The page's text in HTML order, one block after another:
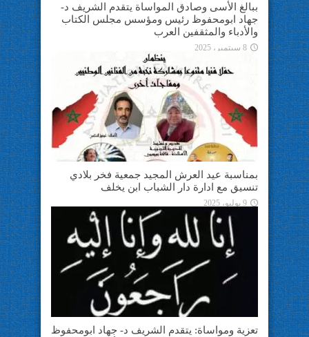
ببالغ الأسى وصادق المواساة يتقدم الشريف د-
جهاد ابومحفوظ رئيس ومؤسس مجلس الكتاب
والأدباء والمثقفين العرب
8 سبتمبر، 2025
بمناسبة عيد العرش المجيد جمعية فخر بلادي
تنسيق مع ادارة دار الشباب ابن يخلف
9 يوليو، 2025
تعزية ومواساة: يتقدم الشريف د- جهاد ابومحفوظ